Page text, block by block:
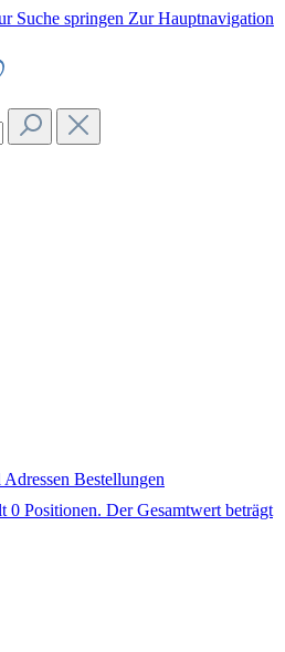
Suche springen Zur Hauptnavigation
Adressen Bestellungen
0 Positionen. Der Gesamtwert beträgt